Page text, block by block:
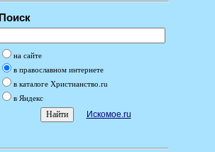
Поиск
на сайте
в православном интернете
в каталоге Христианство.ru
в Яндекс
Искомое.ru